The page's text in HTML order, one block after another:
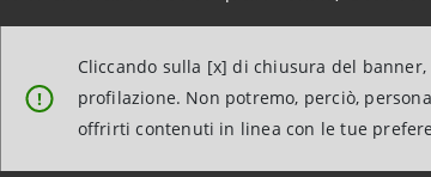
!
Cliccando sulla [x] di chiusura del banner,
profilazione. Non potremo, perciò,
offrirti contenuti in linea con le tue